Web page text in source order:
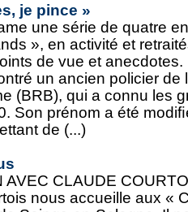
je pince »
une série de quatre
», en activité et
de vue et
un ancien policier
(BRB), qui a connu les
Son prénom a été
de (...)
AVEC CLAUDE
nous accueille aux «